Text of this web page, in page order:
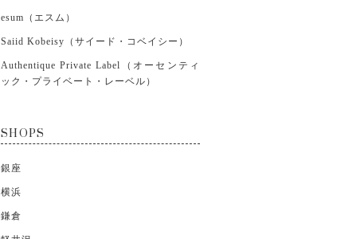
esum（エスム）
Saiid Kobeisy（サイード・コベイシー）
Authentique Private Label（オーセンティ
ック・プライベート・レーベル）
SHOPS
銀座
横浜
鎌倉